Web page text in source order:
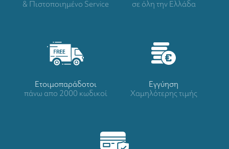
& Πιστοποιημένο Service
σε όλη την Ελλάδα
Ετοιμοπαράδοτοι
πάνω απο 2000 κωδικοί
Eγγύηση
Χαμηλότερης τιμής